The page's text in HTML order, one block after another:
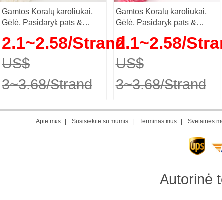
Gamtos Koralų karoliukai,
Gėlė, Pasidaryk pats &
smėlio, Pardavė Strand
2.1~2.58/Strand
US$
3~3.68/Strand
Gamtos Koralų karoliukai,
Gėlė, Pasidaryk pats &
rožinis, Pardavė Strand
2.1~2.58/
US$
3~3.68/Strand
Apie mus Susisiekite su mumis Terminas mus Svetainės
Autorinė